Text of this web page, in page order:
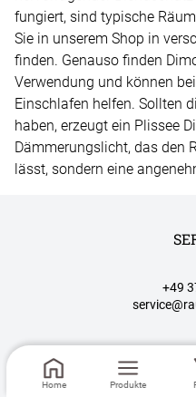
fungiert, sind typische
Sie in unserem Shop in
finden. Genauso finden
Verwendung und können
Einschlafen helfen. Sollten
haben, erzeugt ein Plissee
Dämmerungslicht, das den
lässt, sondern eine
+49
Home Produkte